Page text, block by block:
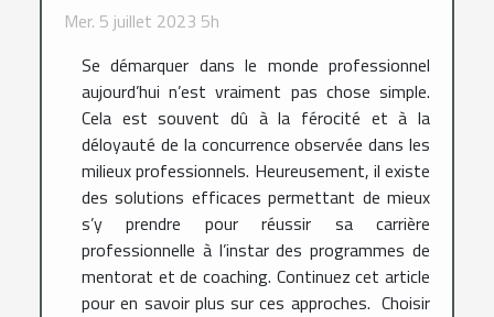
Mer. 5 juillet 2023 5h
Se démarquer dans le monde professionnel
aujourd’hui n’est vraiment pas chose simple.
Cela est souvent dû à la férocité et à la
déloyauté de la concurrence observée dans les
milieux professionnels. Heureusement, il existe
des solutions efficaces permettant de mieux
s’y prendre pour réussir sa carrière
professionnelle à l’instar des programmes de
mentorat et de coaching. Continuez cet article
pour en savoir plus sur ces approches. Choisir